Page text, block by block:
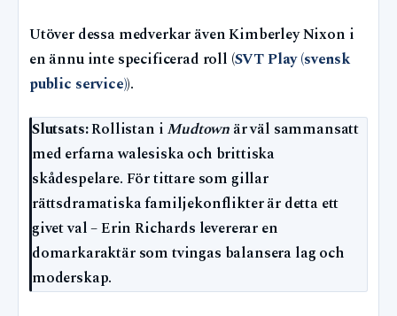
Utöver dessa medverkar även Kimberley Nixon i
en ännu inte specificerad roll (SVT Play (svensk
public service)).
Slutsats:Rollistan i Mudtown är väl sammansatt
med erfarna walesiska och brittiska
skådespelare. För tittare som gillar
rättsdramatiska familjekonflikter är detta ett
givet val – Erin Richards levererar en
domarkaraktär som tvingas balansera lag och
moderskap.